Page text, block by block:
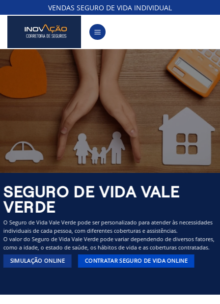
to
content
VENDAS SEGURO DE VIDA INDIVIDUAL
SEGURO DE VIDA VALE
VERDE
O Seguro de Vida Vale Verde pode ser personalizado para atender às necessidades
individuais de cada pessoa, com diferentes coberturas e assistências.
O valor do Seguro de Vida Vale Verde pode variar dependendo de diversos fatores,
como a idade, o estado de saúde, os hábitos de vida e as coberturas contratadas.
SIMULAÇÃO ONLINE CONTRATAR SEGURO DE VIDA ONLINE